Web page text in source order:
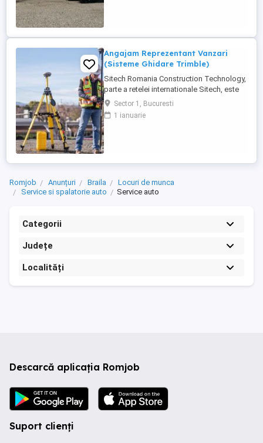
Angajam Reprezentant Vanzari
(Sisteme Ghidare Trimble)
Sitech Romania Construction Technology,
parte a retelei internationale Sitech, este
unicul dealer Trimble pentru sisteme de
ghidare automata a utilajelor de
constructii si topografie de santier, pe
Sector 1, Bucuresti
1 ianuarie
Romjob Anunțuri Braila
Locuri de munca
Service si spalatorie auto
Service auto
Categorii
Județe
Localități
Descarcă aplicația Romjob
Suport clienți